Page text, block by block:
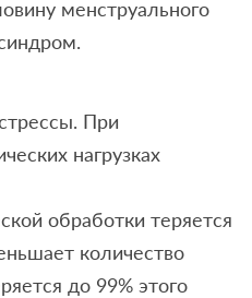
менструального
При
нагрузках
обработки теряется
количество
до 99% этого